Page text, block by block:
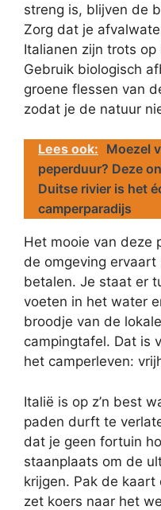
streng is, blijven de
Zorg dat je
Italianen zijn trots op
Gebruik biologisch
groene flessen van
zodat je de natuur
Lees ook: Moezel
peperduur? Deze
Duitse rivier is het
camperparadijs
Het mooie van deze
de omgeving
betalen. Je staat er
voeten in het water
broodje van de
campingtafel. Dat is
het camperleven:
Italië is op z’n best
paden durft te
dat je geen fortuin
staanplaats om de
krijgen. Pak de
zet koers naar het